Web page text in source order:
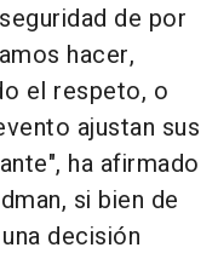
de por
hacer,
el respeto, o
ajustan sus
ha afirmado
si bien de
decisión